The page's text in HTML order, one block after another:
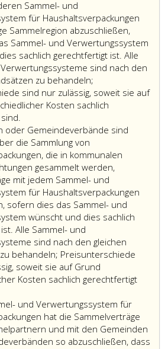
Sammel- und
für Haushaltsverpackungen
Sammelregion abzuschließen,
Sammel- und Verwertungssystem
sachlich gerechtfertigt ist. Alle
sind nach den
zu behandeln;
sind nur zulässig, soweit sie auf
Kosten sachlich
oder Gemeindeverbände sind
die Sammlung von
die in kommunalen
gesammelt werden,
mit jedem Sammel- und
für Haushaltsverpackungen
sofern dies das Sammel- und
wünscht und dies sachlich
Alle Sammel- und
sind nach den gleichen
behandeln; Preisunterschiede
soweit sie auf Grund
Kosten sachlich gerechtfertigt
und Verwertungssystem für
hat die Sammelverträge
und mit den Gemeinden
so abzuschließen, dass